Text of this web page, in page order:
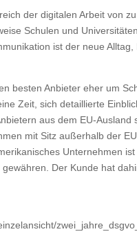
der digitalen Arbeit von
Schulen und
ist der neue
besten Anbieter eher um
Zeit, sich detaillierte
aus dem EU-
mit Sitz außerhalb der
Unternehmen
Der Kunde hat